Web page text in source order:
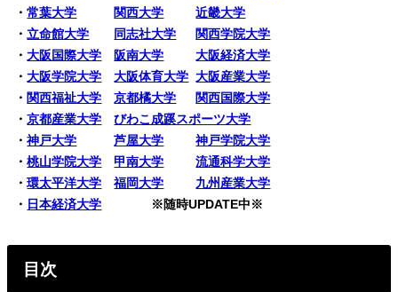
・常葉大学 関西大学
近畿大学
・立命館大学 同志社大学
関西学院大学
・大阪国際大学 阪南大学
大阪経済大学
・大阪学院大学 大阪体育大学 大阪産業大学
・ 関西福祉大学 京都橘大学
関西国際大学
・京都産業大学
びわこ成蹊スポーツ大学
・神戸大学 芦屋大学
神戸学院大学
・桃山学院大学 甲南大学
流通科学大学
・環太平洋大学 福岡大学
九州産業大学
・ 日本経済大学 ※随時UPDATE中※
目次